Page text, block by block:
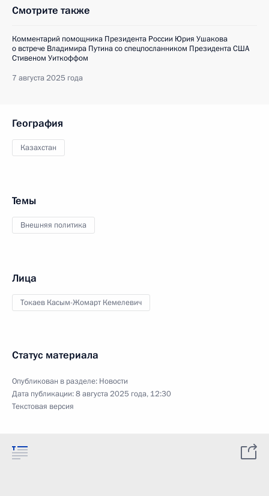
Смотрите также
Комментарий помощника Президента России Юрия Ушакова
о встрече Владимира Путина со спецпосланником Президента США
Стивеном Уиткоффом
7 августа 2025 года
География
Казахстан
Темы
Внешняя политика
Лица
Токаев Касым-Жомарт Кемелевич
Статус материала
Опубликован в разделе: Новости
Дата публикации:8 августа 2025 года, 12:30
Текстовая версия